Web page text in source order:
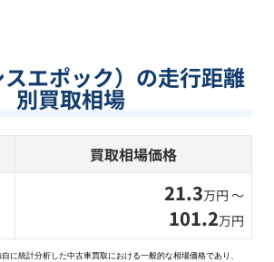
スエポック）の走行距離
別買取相場
買取相場価格
21.3万円 〜
101.2万円
に統計分析した中古車買取における一般的な相場価格であり、